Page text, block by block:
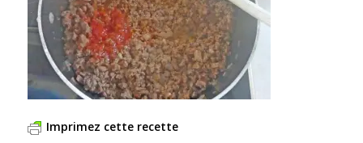
Imprimez cette recette